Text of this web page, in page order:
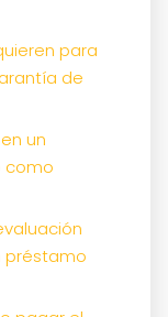
para
de
un
como
préstamo